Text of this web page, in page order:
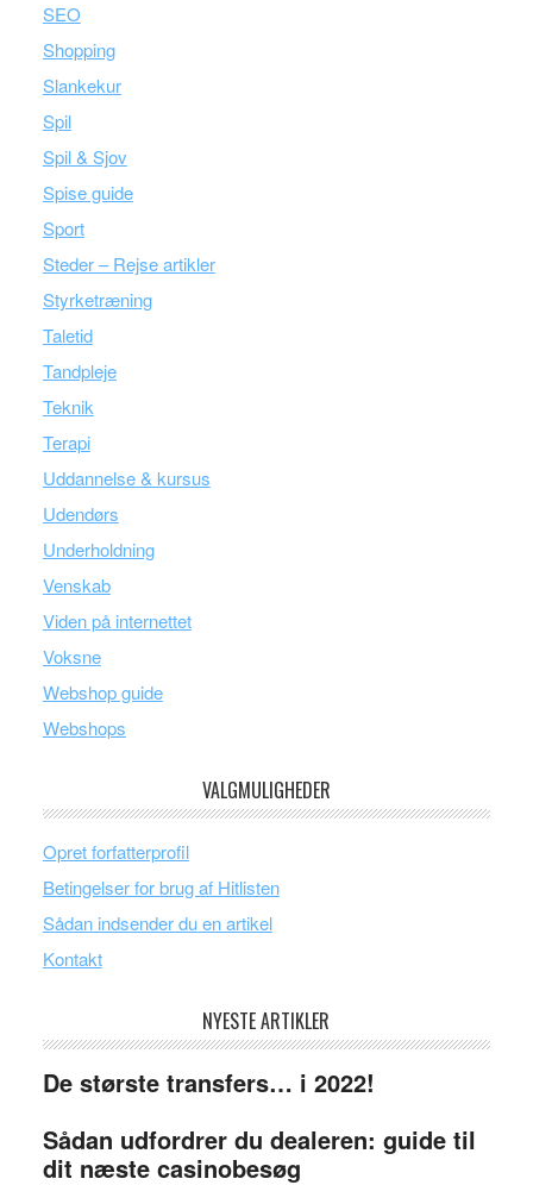
SEO
Shopping
Slankekur
Spil
Spil & Sjov
Spise guide
Sport
Steder – Rejse artikler
Styrketræning
Taletid
Tandpleje
Teknik
Terapi
Uddannelse & kursus
Udendørs
Underholdning
Venskab
Viden på internettet
Voksne
Webshop guide
Webshops
VALGMULIGHEDER
Opret forfatterprofil
Betingelser for brug af Hitlisten
Sådan indsender du en artikel
Kontakt
NYESTE ARTIKLER
De største transfers… i 2022!
Sådan udfordrer du dealeren: guide til
dit næste casinobesøg